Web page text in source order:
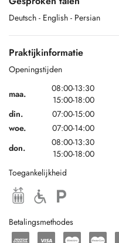
Deutsch - English - Persian
Praktijkinformatie
Openingstijden
maa.
08:00-13:30
15:00-18:00
din.
07:00-15:00
woe.
07:00-14:00
don.
08:00-13:30
15:00-18:00
Toegankelijkheid
Betalingsmethodes